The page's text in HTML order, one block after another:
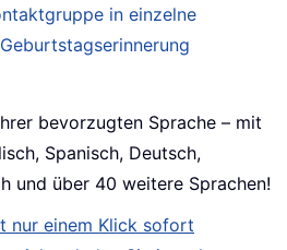
in einzelne
Geburtstagserinnerung
bevorzugten Sprache – mit
Spanisch, Deutsch,
und über 40 weitere Sprachen!
nur einem Klick sofort